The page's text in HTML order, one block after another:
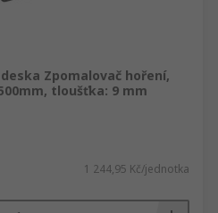
deska Zpomalovač hoření,
tloušťka: 9 mm
1 244,95 Kč/jednotka